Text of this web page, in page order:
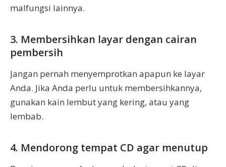
malfungsi lainnya.
3. Membersihkan layar dengan cairan
pembersih
Jangan pernah menyemprotkan apapun ke layar
Anda. Jika Anda perlu untuk membersihkannya,
gunakan kain lembut yang kering, atau yang
lembab.
4. Mendorong tempat CD agar menutup